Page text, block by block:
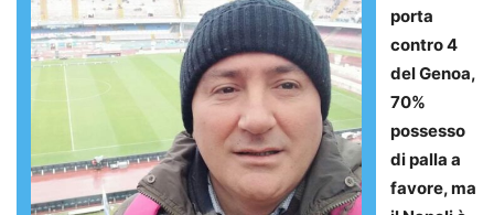
porta
contro 4
del Genoa,
70%
possesso
di palla a
favore, ma